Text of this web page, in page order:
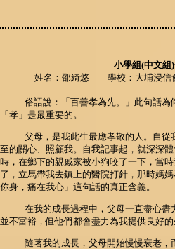
小學組(中文組
姓名：邵綺悠 學校：大埔浸
俗語說：「百善孝為先。」此句話為
「孝」是最重要的。
父母，是我此生最應孝敬的人。自
至的關心、照顧我。自我記事起，就深深
時，在鄉下的親戚家被小狗咬了一下，當
了，立馬帶我去鎮上的醫院打針，那時媽
你身，痛在我心」這句話的真正含義。
在我的成長過程中，父母一直盡心
並不富裕，但他們都會盡力為我提供良好的
隨著我的成長，父母開始慢慢衰老